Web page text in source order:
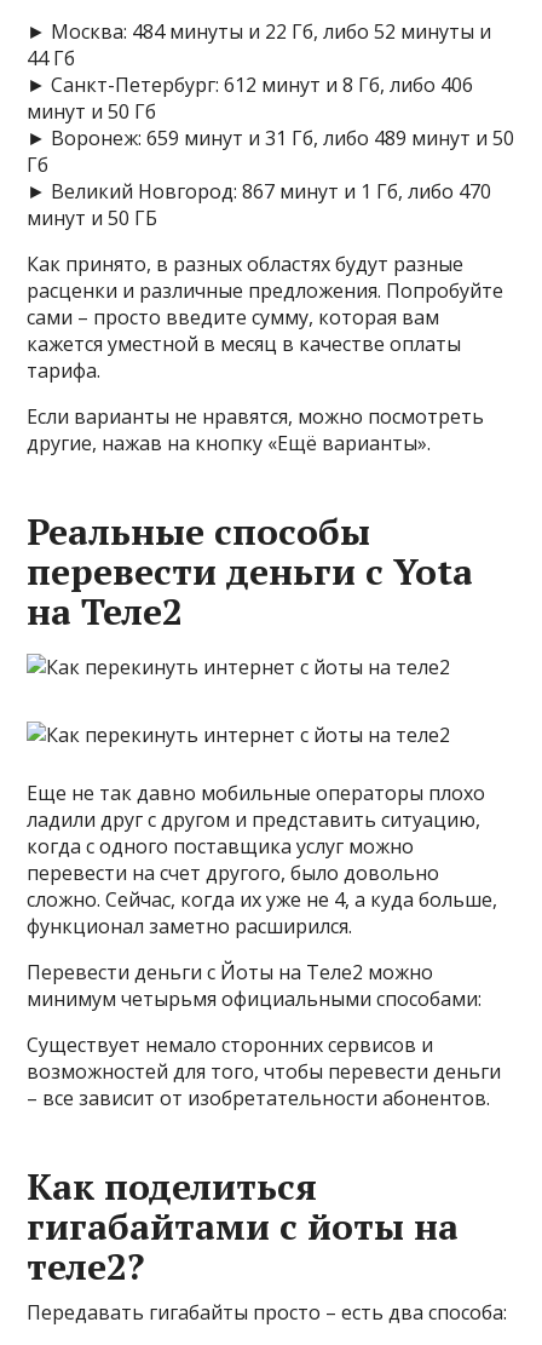
► Москва: 484 минуты и 22 Гб, либо 52 минуты и
44 Гб
► Санкт-Петербург: 612 минут и 8 Гб, либо 406
минут и 50 Гб
► Воронеж: 659 минут и 31 Гб, либо 489 минут и 50
Гб
► Великий Новгород: 867 минут и 1 Гб, либо 470
минут и 50 ГБ
Как принято, в разных областях будут разные
расценки и различные предложения. Попробуйте
сами – просто введите сумму, которая вам
кажется уместной в месяц в качестве оплаты
тарифа.
Если варианты не нравятся, можно посмотреть
другие, нажав на кнопку «Ещё варианты».
Реальные способы
перевести деньги с Yota
на Теле2
Еще не так давно мобильные операторы плохо
ладили друг с другом и представить ситуацию,
когда с одного поставщика услуг можно
перевести на счет другого, было довольно
сложно. Сейчас, когда их уже не 4, а куда больше,
функционал заметно расширился.
Перевести деньги с Йоты на Теле2 можно
минимум четырьмя официальными способами:
Существует немало сторонних сервисов и
возможностей для того, чтобы перевести деньги
– все зависит от изобретательности абонентов.
Как поделиться
гигабайтами с йоты на
теле2?
Передавать гигабайты просто – есть два способа: